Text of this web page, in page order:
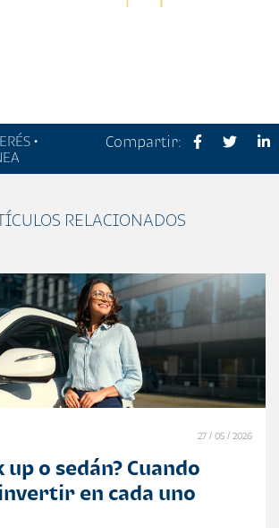
•
Compartir:
RELACIONADOS
27 / 05 / 2026
up o sedán? Cuando
en cada uno